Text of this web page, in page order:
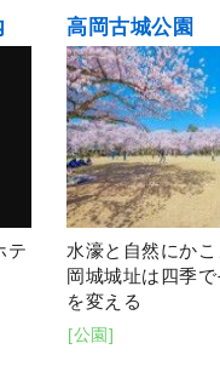
テ
高岡古城公園
水濠と自然にか
岡城城址は四季
を変える
[公園]